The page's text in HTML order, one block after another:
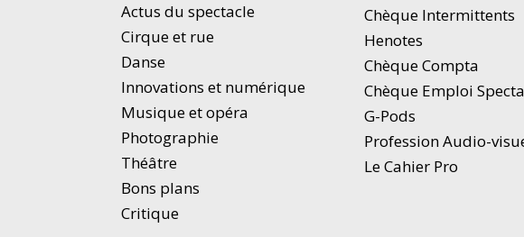
Actus du spectacle
Cirque et rue
Danse
Innovations et numérique
Musique et opéra
Photographie
Théâtre
Bons plans
Critique
Chèque Intermittents
Henotes
Chèque Compta
Chèque Emploi
G-Pods
Profession Audio-
Le Cahier Pro